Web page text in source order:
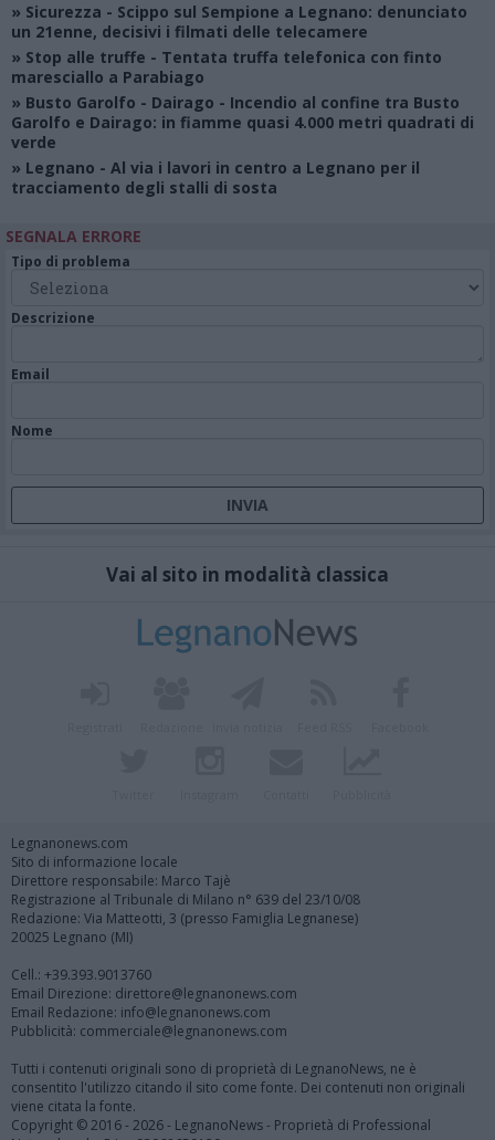
» Sicurezza - Scippo sul Sempione a Legnano: denunciato
un 21enne, decisivi i filmati delle telecamere
» Stop alle truffe - Tentata truffa telefonica con finto
maresciallo a Parabiago
» Busto Garolfo - Dairago - Incendio al confine tra Busto
Garolfo e Dairago: in fiamme quasi 4.000 metri quadrati di
verde
» Legnano - Al via i lavori in centro a Legnano per il
tracciamento degli stalli di sosta
SEGNALA ERRORE
Tipo di problema
Descrizione
Email
Nome
Vai al sito in modalità classica
Legnanonews.com
Sito di informazione locale
Direttore responsabile: Marco Tajè
Registrazione al Tribunale di Milano n° 639 del 23/10/08
Redazione: Via Matteotti, 3 (presso Famiglia Legnanese)
20025 Legnano (MI)
Cell.: +39.393.9013760
Email Direzione: direttore@legnanonews.com
Email Redazione: info@legnanonews.com
Pubblicità: commerciale@legnanonews.com
Tutti i contenuti originali sono di proprietà di LegnanoNews, ne è
consentito l'utilizzo citando il sito come fonte. Dei contenuti non originali
viene citata la fonte.
Copyright © 2016 - 2026 - LegnanoNews - Proprietà di Professional